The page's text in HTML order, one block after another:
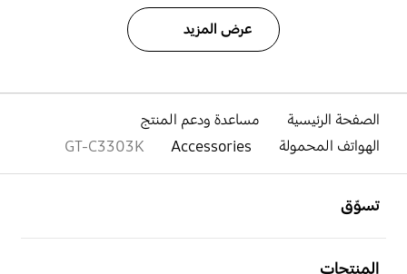
عرض المزيد
الصفحة الرئيسية
مساعدة ودعم المنتج
الهواتف المحمولة
Accessories
GT-C3303K
تسوّق
المنتجات